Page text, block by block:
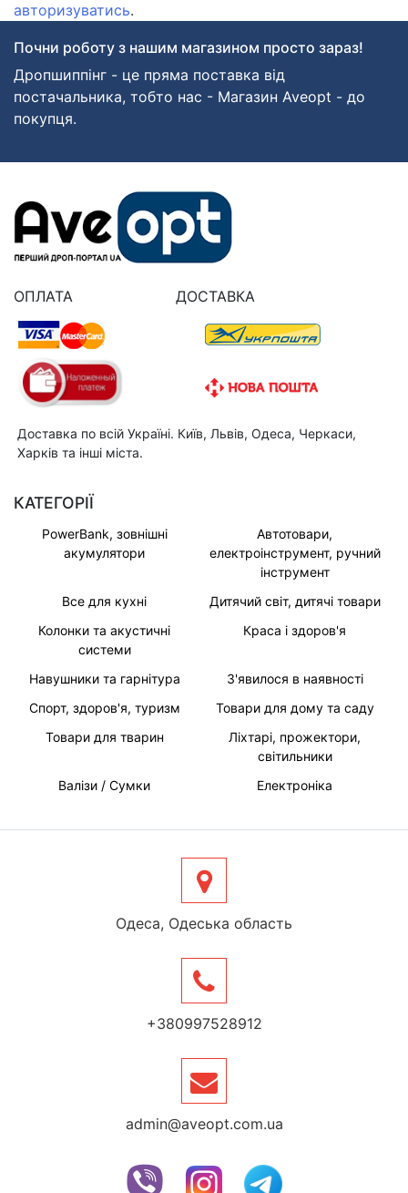
авторизуватись.
Почни роботу з нашим магазином просто зараз!
Дропшиппінг - це пряма поставка від
постачальника, тобто нас - Магазин Aveopt - до
покупця.
ОПЛАТА ДОСТАВКА
Доставка по всій Україні. Київ, Львів, Одеса, Черкаси,
Харків та інші міста.
КАТЕГОРІЇ
PowerBank, зовнішні
акумулятори
Автотовари,
електроінструмент, ручний
інструмент
Все для кухні
Дитячий світ, дитячі товари
Колонки та акустичні
системи
Краса і здоров'я
Навушники та гарнітура
З'явилося в наявності
Спорт, здоров'я, туризм
Товари для дому та саду
Товари для тварин
Ліхтарі, прожектори,
світильники
Валізи / Сумки
Електроніка
Одеса, Одеська область
+380997528912
admin@aveopt.com.ua